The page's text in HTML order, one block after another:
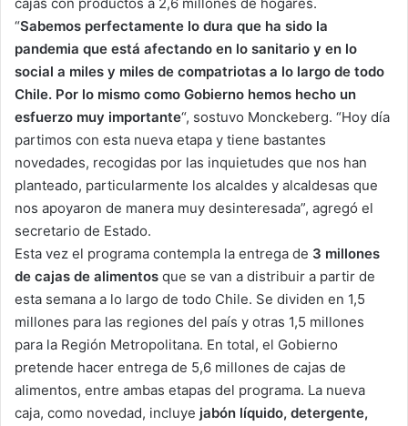
“Sabemos perfectamente lo dura que ha sido la
pandemia que está afectando en lo sanitario y en lo
social a miles y miles de compatriotas a lo largo de todo
Chile. Por lo mismo como Gobierno hemos hecho un
esfuerzo muy importante“, sostuvo Monckeberg. “Hoy día
partimos con esta nueva etapa y tiene bastantes
novedades, recogidas por las inquietudes que nos han
planteado, particularmente los alcaldes y alcaldesas que
nos apoyaron de manera muy desinteresada”, agregó el
secretario de Estado.
Esta vez el programa contempla la entrega de 3 millones
de cajas de alimentos que se van a distribuir a partir de
esta semana a lo largo de todo Chile. Se dividen en 1,5
millones para las regiones del país y otras 1,5 millones
para la Región Metropolitana. En total, el Gobierno
pretende hacer entrega de 5,6 millones de cajas de
alimentos, entre ambas etapas del programa. La nueva
caja, como novedad, incluye jabón líquido, detergente,